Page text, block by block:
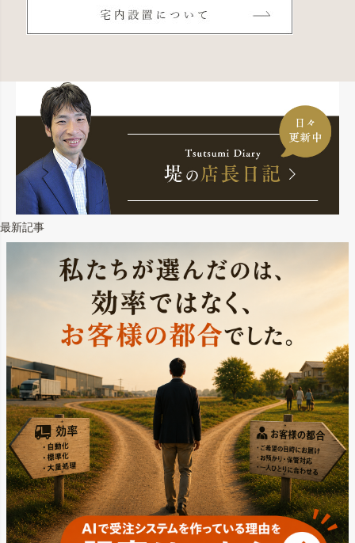
最新記事